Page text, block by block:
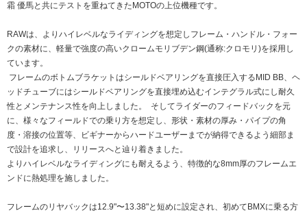
霜 優馬と共にテストを重ねてきたMOTOの上位機種です。
RAWは、よりハイレベルなライディングを想定しフレーム・ハンドル・フォー
クの素材に、軽量で強度の高いクロームモリブデン鋼(通称:クロモリ)を採用し
ています。
フレームのボトムブラケットはシールドベアリングを直接圧入するMID BB、ヘ
ッドチューブにはシールドベアリングを直接埋め込むインテグラル式にし耐久
性とメンテナンス性を向上しました。 そしてライダーのフィードバックを元
に、様々なフィールドでの乗り方を想定し、形状・素材の厚み・パイプの角
度・溶接の位置等、ビギナーからハードユーザーまでが納得できるよう細部ま
で設計を追求し、リリースへと辿り着きました。
よりハイレベルなライディングにも耐えるよう、特徴的な8mm厚のフレームエ
ンドに熱処理を施しました。
フレームのリヤバックは12.9"〜13.38"と短めに設定され、初めてBMXに乗る方